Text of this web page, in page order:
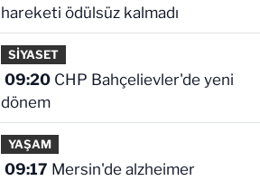
hareketi ödülsüz kalmadı
SİYASET
09:20CHP Bahçelievler'de yeni
dönem
YAŞAM
09:17